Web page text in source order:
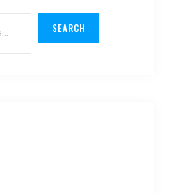
SEARCH